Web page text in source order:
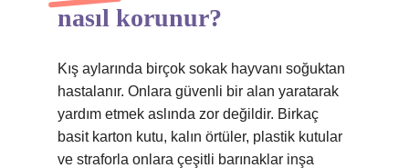
nasıl korunur?
Kış aylarında birçok sokak hayvanı soğuktan
hastalanır. Onlara güvenli bir alan yaratarak
yardım etmek aslında zor değildir. Birkaç
basit karton kutu, kalın örtüler, plastik kutular
ve straforla onlara çeşitli barınaklar inşa